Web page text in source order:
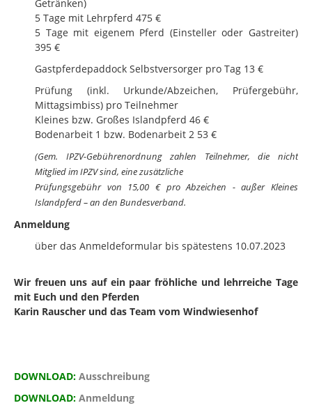
Getränken)
5 Tage mit Lehrpferd 475 €
5 Tage mit eigenem Pferd (Einsteller oder Gastreiter)
395 €
Gastpferdepaddock Selbstversorger pro Tag 13 €
Prüfung (inkl. Urkunde/Abzeichen, Prüfergebühr,
Mittagsimbiss) pro Teilnehmer
Kleines bzw. Großes Islandpferd 46 €
Bodenarbeit 1 bzw. Bodenarbeit 2 53 €
(Gem. IPZV-Gebührenordnung zahlen Teilnehmer, die nicht
Mitglied im IPZV sind, eine zusätzliche
Prüfungsgebühr von 15,00 € pro Abzeichen - außer Kleines
Islandpferd – an den Bundesverband.
Anmeldung
über das Anmeldeformular bis spätestens 10.07.2023
Wir freuen uns auf ein paar fröhliche und lehrreiche Tage
mit Euch und den Pferden
Karin Rauscher und das Team vom Windwiesenhof
DOWNLOAD: Ausschreibung
DOWNLOAD: Anmeldung